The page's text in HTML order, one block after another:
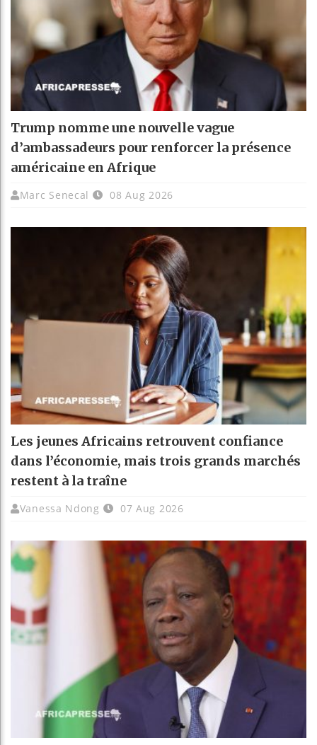
Trump nomme une nouvelle vague
d’ambassadeurs pour renforcer la présence
américaine en Afrique
Marc Senecal 08 Aug 2026
Les jeunes Africains retrouvent confiance
dans l’économie, mais trois grands marchés
restent à la traîne
Vanessa Ndong 07 Aug 2026